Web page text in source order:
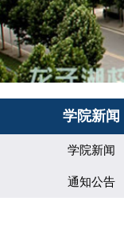
学院新闻
学院新闻
通知公告